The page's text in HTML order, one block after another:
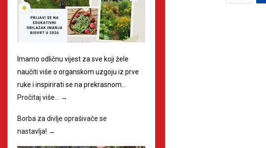
Imamo odličnu vijest za sve koji žele
naučiti više o organskom uzgoju iz prve
ruke i inspirirati se na prekrasnom…
Pročitaj više…
→
Borba za divlje oprašivače se
nastavlja! →